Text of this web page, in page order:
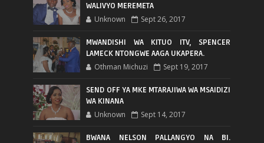
WALIVYO MEREMETA
Unknown Sept 26, 2017
MWANDISHI WA KITUO ITV, SPENCER
LAMECK NTONGWE AAGA UKAPERA.
Othman Michuzi Sept 19, 2017
SEND OFF YA MKE MTARAJIWA WA MSAIDIZI
WA KINANA
Unknown Sept 14, 2017
BWANA NELSON PALLANGYO NA BI.